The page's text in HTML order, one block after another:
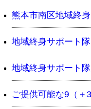
熊本市南区地域終
地域終身サポート
地域終身サポート
ご提供可能な9（＋